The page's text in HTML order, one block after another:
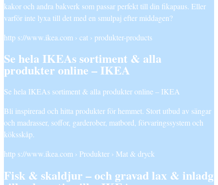
kakor och andra bakverk som passar perfekt till din fikapaus. Eller
varför inte lyxa till det med en smulpaj efter middagen?
http s://www.ikea.com › cat › produkter-products
Se hela IKEAs sortiment & alla
produkter online – IKEA
Se hela IKEAs sortiment & alla produkter online – IKEA
Bli inspirerad och hitta produkter för hemmet. Stort utbud av sängar
och madrasser, soffor, garderober, matbord, förvaringssystem och
köksskåp.
http s://www.ikea.com › Produkter › Mat & dryck
Fisk & skaldjur – och gravad lax & inladg